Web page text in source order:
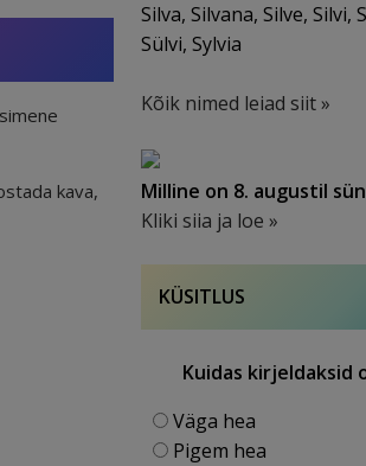
kava,
Silva, Silvana, Silve, Silvi,
Sülvi, Sylvia
Kõik nimed leiad siit »
Milline on 8. augustil
Kliki siia ja loe »
KÜSITLUS
Kuidas kirjeldaksid
Väga hea
Pigem hea